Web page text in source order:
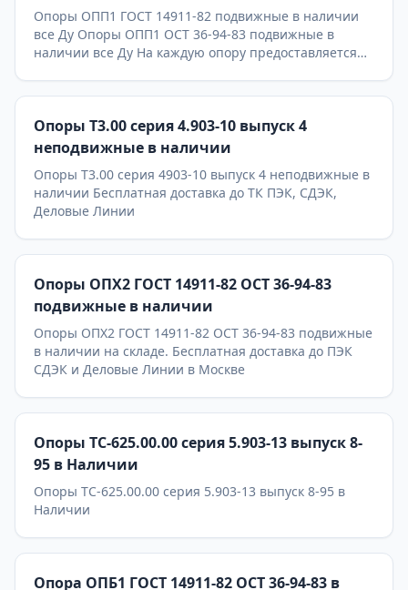
Опоры ОПП1 ГОСТ 14911-82 подвижные в наличии
все Ду Опоры ОПП1 ОСТ 36-94-83 подвижные в
наличии все Ду На каждую опору предоставляется
Линии. Главное конкурентное преимущество
Астронэнерго - в наличии опоры на складе!
Опоры Т3.00 серия 4.903-10 выпуск 4
неподвижные в наличии
Опоры Т3.00 серия 4903-10 выпуск 4 неподвижные в
наличии Бесплатная доставка до ТК ПЭК, СДЭК,
Деловые Линии
Опоры ОПХ2 ГОСТ 14911-82 ОСТ 36-94-83
подвижные в наличии
Опоры ОПХ2 ГОСТ 14911-82 ОСТ 36-94-83 подвижные
в наличии на складе. Бесплатная доставка до ПЭК
СДЭК и Деловые Линии в Москве
Опоры ТС-625.00.00 серия 5.903-13 выпуск 8-
95 в Наличии
Опоры ТС-625.00.00 серия 5.903-13 выпуск 8-95 в
Наличии
Опора ОПБ1 ГОСТ 14911-82 ОСТ 36-94-83 в